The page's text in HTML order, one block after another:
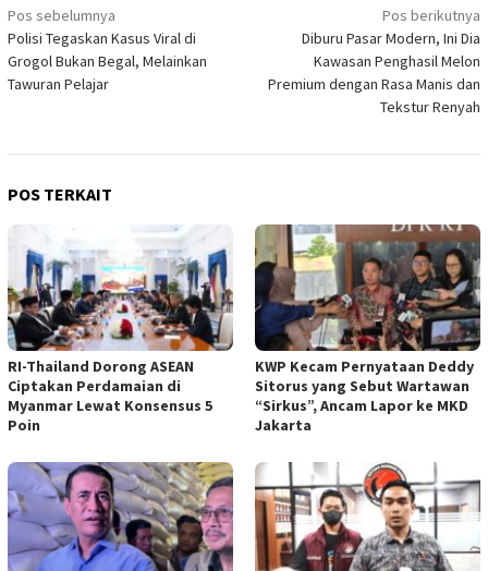
Navigasi
pos
Pos sebelumnya
Polisi Tegaskan Kasus Viral di
Grogol Bukan Begal, Melainkan
Tawuran Pelajar
Pos berikutnya
Diburu Pasar Modern, Ini Dia
Kawasan Penghasil Melon
Premium dengan Rasa Manis dan
Tekstur Renyah
POS TERKAIT
RI-Thailand Dorong ASEAN
Ciptakan Perdamaian di
Myanmar Lewat Konsensus 5
Poin
KWP Kecam Pernyataan Deddy
Sitorus yang Sebut Wartawan
“Sirkus”, Ancam Lapor ke MKD
Jakarta